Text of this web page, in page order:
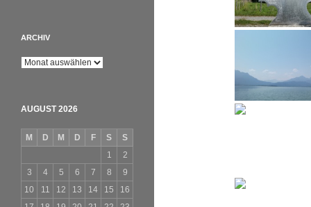
ARCHIV
Archiv
AUGUST 2026
M D M D F S
S
1
2
3
4 5 6 7 8
9
10
11 12 13 14 15
16